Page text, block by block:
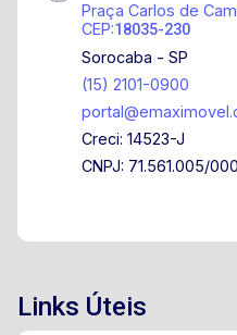
Praça Carlos de
CEP:18035-230
Sorocaba - SP
(15) 2101-0900
Creci: 14523-J
CNPJ: 71.561.005/
Links Úteis